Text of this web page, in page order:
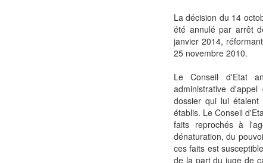
La décision du 14
été annulé par arrêt
janvier 2014,
25 novembre 2010.
Le Conseil d'Etat
administrative
dossier qui lui
établis. Le Conseil
faits reprochés à
dénaturation, du
ces faits est
de la part du juge de